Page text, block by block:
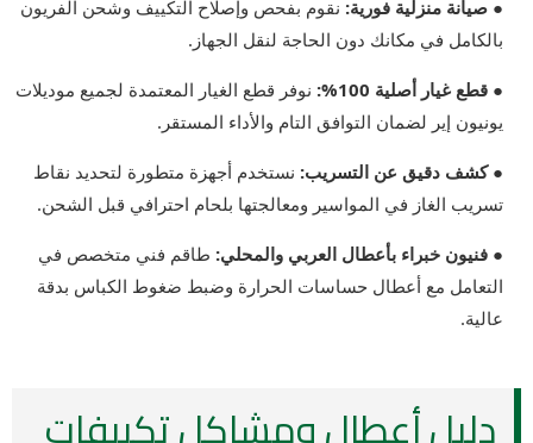
● صيانة منزلية فورية: نقوم بفحص وإصلاح التكييف وشحن الفريون
بالكامل في مكانك دون الحاجة لنقل الجهاز.
● قطع غيار أصلية 100%:
نوفر قطع الغيار المعتمدة لجميع موديلات
يونيون إير لضمان التوافق التام والأداء المستقر.
● كشف دقيق عن التسريب: نستخدم أجهزة متطورة لتحديد نقاط
تسريب الغاز في المواسير ومعالجتها بلحام احترافي قبل الشحن.
● فنيون خبراء بأعطال العربي والمحلي: طاقم فني متخصص في
التعامل مع أعطال حساسات الحرارة وضبط ضغوط الكباس بدقة
عالية.
دليل أعطال ومشاكل تكييفات